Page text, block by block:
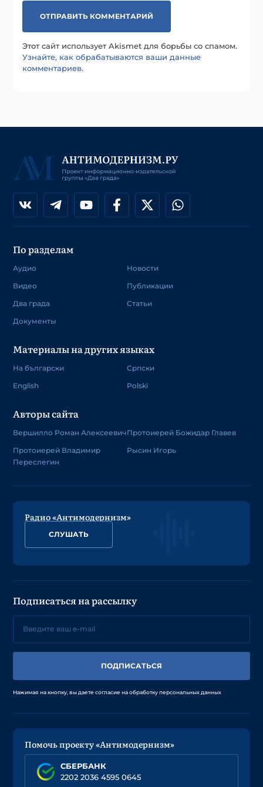
Этот сайт использует Akismet для борьбы со спамом.
Узнайте, как обрабатываются ваши данные
комментариев.
По разделам
Аудио
Видео
Два града
Документы
Новости
Публикации
Статьи
Материалы на других языках
На български
English
Српски
Polski
Авторы сайта
Вершилло Роман Алексеевич
Протоиерей Владимир
Переслегин
Протоиерей Божидар Главев
Рысин Игорь
Радио «Антимодернизм»
СЛУШАТЬ
Подписаться на рассылку
ПОДПИСАТЬСЯ
Нажимая на кнопку, вы даете согласие на обработку персональных данных
Помочь проекту «Антимодернизм»
СБЕРБАНК
2202 2036 4595 0645